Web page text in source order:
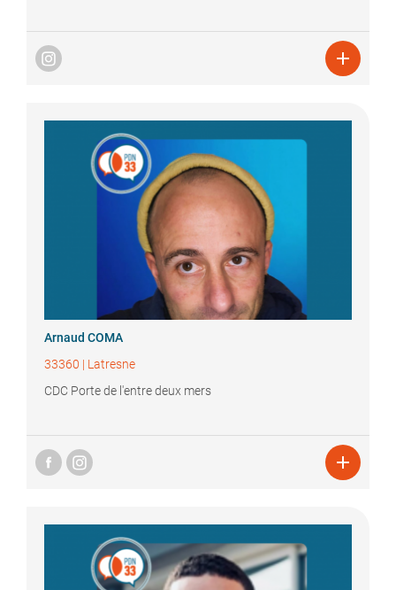

Arnaud COMA
33360 | Latresne
CDC Porte de l'entre deux mers
